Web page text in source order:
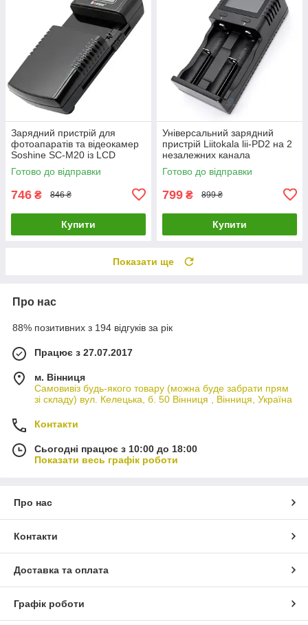
Зарядний пристрій для
фотоапаратів та відеокамер
Soshine SC-M20 із LCD
дисплеєм
Готово до відправки
746 ₴ 846 ₴
Купити
Універсальний зарядний
пристрій Liitokala lii-PD2 на 2
незалежних канала
Готово до відправки
799 ₴ 899 ₴
Купити
Показати ще
Про нас
88% позитивних з 194 відгуків за рік
Працює з 27.07.2017
м. Вінниця
Самовивіз будь-якого товару (можна буде забрати прям
зі складу) вул. Келецька, б. 50 Вінниця , Вінниця, Україна
Контакти
Сьогодні працює з 10:00 до 18:00
Показати весь графік роботи
Про нас
Контакти
Доставка та оплата
Графік роботи